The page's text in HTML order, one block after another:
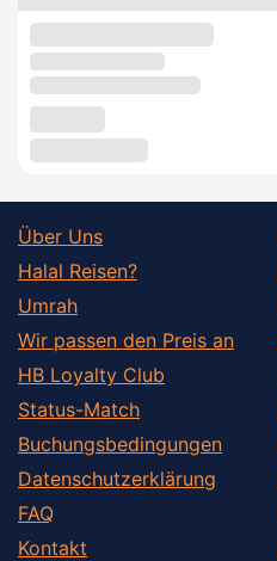
Über Uns
Halal Reisen?
Umrah
Wir passen den Preis an
HB Loyalty Club
Status-Match
Buchungsbedingungen
Datenschutzerklärung
FAQ
Kontakt